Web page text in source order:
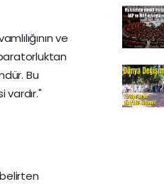
ve
Bu